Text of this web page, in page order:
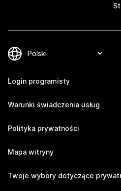
Login programisty
Warunki świadczenia usług
Polityka prywatności
Mapa witryny
Twoje wybory dotyczące